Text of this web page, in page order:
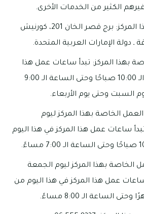
الكثير من الخدمات الأخرى.
العنوان الخاص بهذا المركز: برج قصر الخان 201، كورنيش
ـ دولة الإمارات العربية المتحدة.
بهذا المركز: تبدأ ساعات عمل هذا
المركز من الساعة الـ 10:00 صباحًا وحتى الساعة الـ 9:00
السبت وحتى يوم الأربعاء.
الخاصة بهذا المركز ليوم
ساعات عمل هذا المركز في هذا اليوم
الخاصة بهذا المركز ليوم الجمعة
ساعات عمل هذا المركز في هذا اليوم من